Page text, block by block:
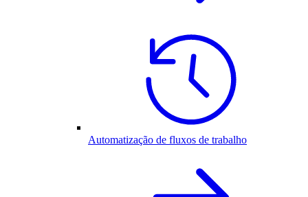
Automatização de fluxos de trabalho